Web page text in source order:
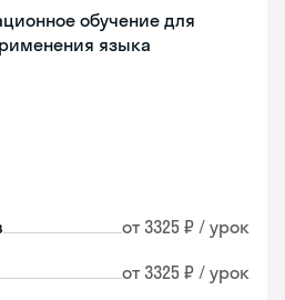
обучение для
языка
от 3325 ₽ / урок
от 3325 ₽ / урок